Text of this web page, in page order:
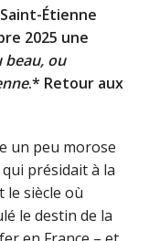
Étienne
2025 une
beau, ou
.* Retour aux
un peu morose
présidait à la
le siècle où
le destin de la